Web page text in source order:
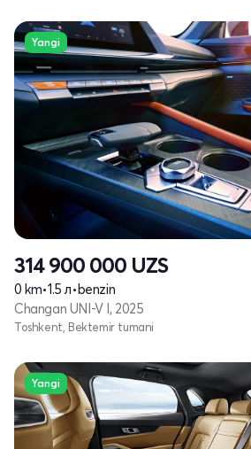
Yangi
314 900 000 UZS
0 km•1.5 л•benzin
Changan UNI-V I, 2025
Toshkent, Bektemir tumani
Yangi